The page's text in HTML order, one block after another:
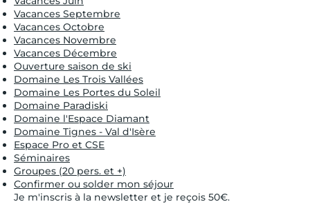
Vacances Septembre
Vacances Octobre
Vacances Novembre
Vacances Décembre
Ouverture saison de ski
Domaine Les Trois Vallées
Domaine Les Portes du Soleil
Domaine Paradiski
Domaine l'Espace Diamant
Domaine Tignes - Val d'Isère
Espace Pro et CSE
Séminaires
Groupes (20 pers. et +)
Confirmer ou solder mon séjour
Je m'inscris à la newsletter et je reçois 50€.